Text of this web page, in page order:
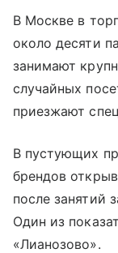
В Москве в
около десяти
занимают
случайных
приезжают
В пустующих
брендов
после занятий
Один из
«Лианозово».